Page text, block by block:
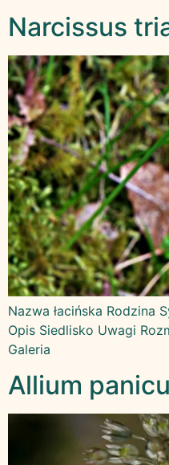
Narcissus
Nazwa łacińska Rodzina
Opis Siedlisko Uwagi
Galeria
Allium